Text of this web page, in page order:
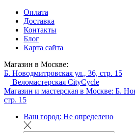
Оплата
Доставка
Контакты
Блог
Карта сайта
Магазин в Москве:
Б. Новодмитровская ул., 36, стр. 15
Веломастерская CityCycle
Магазин и мастерская в Москве: Б.
стр. 15
Ваш город: Не определено